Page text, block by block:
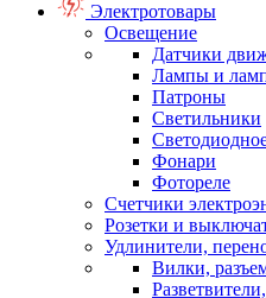
Электротовары
Освещение
Датчики
Лампы и
Патроны
Светильники
Фонари
Фотореле
Счетчики
Розетки и
Удлинители,
Вилки,